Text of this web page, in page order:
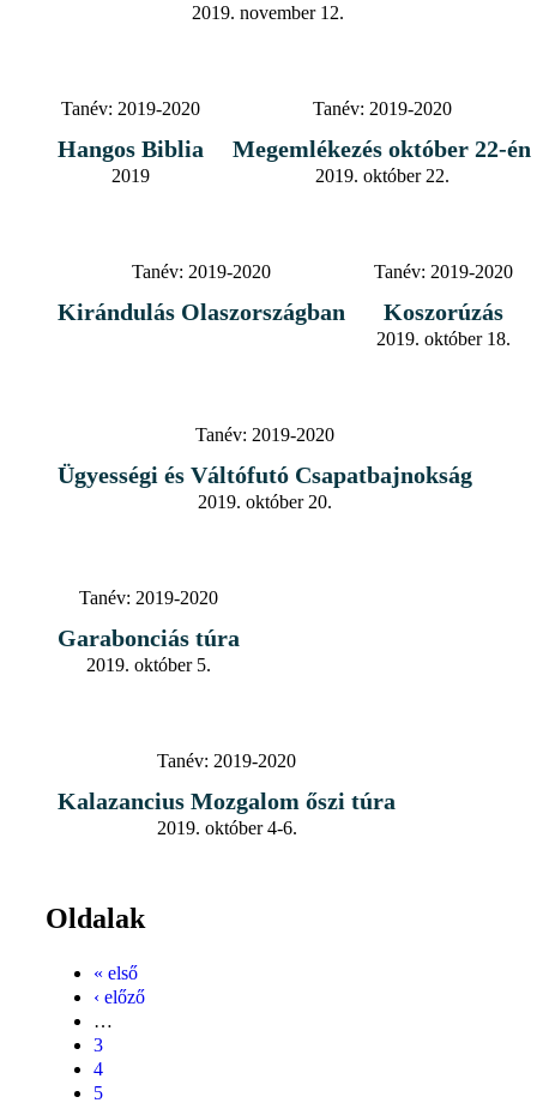
2019. november 12.
Tanév: 2019-2020
Hangos Biblia
2019
Tanév: 2019-2020
Megemlékezés október 22-én
2019. október 22.
Tanév: 2019-2020
Kirándulás Olaszországban
Tanév: 2019-2020
Koszorúzás
2019. október 18.
Tanév: 2019-2020
Ügyességi és Váltófutó Csapatbajnokság
2019. október 20.
Tanév: 2019-2020
Garabonciás túra
2019. október 5.
Tanév: 2019-2020
Kalazancius Mozgalom őszi túra
2019. október 4-6.
Oldalak
« első
‹ előző
…
3
4
5